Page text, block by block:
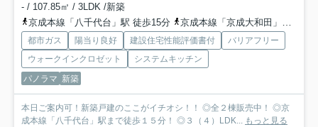
- / 107.85㎡ / 3LDK /新築
京成本線「八千代台」駅 徒歩15分
京成本線「京成大和田」駅 徒歩17分
都市ガス 陽当り良好 建設住宅性能評価書付
バリアフリー
ウォークインクロゼット
システムキッチン
パノラマ 新築
本日ご案内可！新築戸建のここがイチオシ！！ ◎全２棟販売中！ ◎京
成本線「八千代台」駅まで徒歩１５分！ ◎３（４）LDK... もっと見る